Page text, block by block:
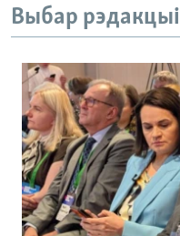
Выбар рэдакцыі